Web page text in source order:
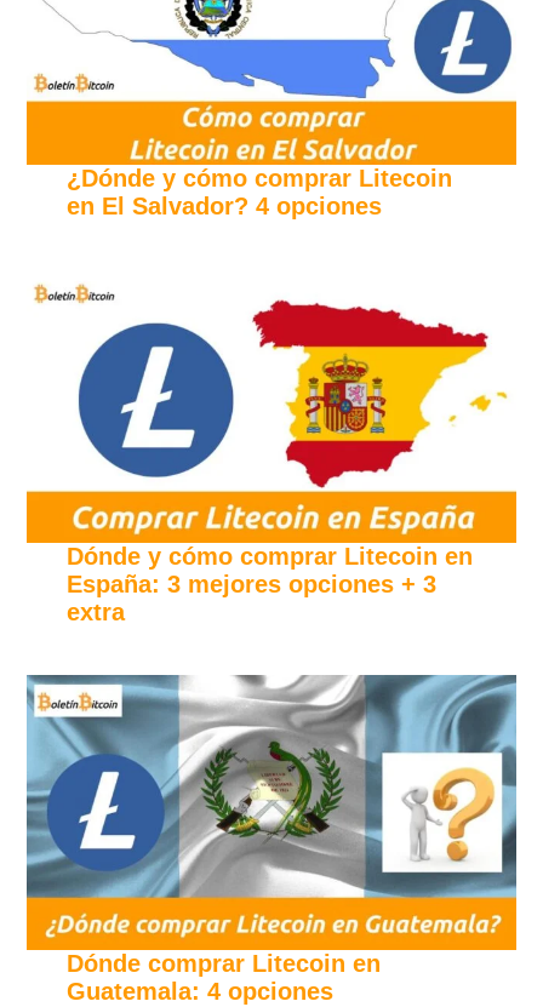
¿Dónde y cómo comprar Litecoin
en El Salvador? 4 opciones
Dónde y cómo comprar Litecoin en
España: 3 mejores opciones + 3
extra
Dónde comprar Litecoin en
Guatemala: 4 opciones